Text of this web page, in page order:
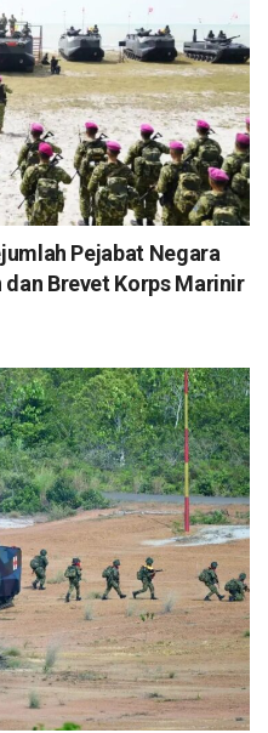
Pejabat Negara
Brevet Korps Marinir